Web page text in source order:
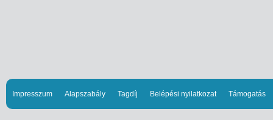
Impresszum Alapszabály Tagdíj Belépési nyilatkozat Támogatás